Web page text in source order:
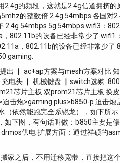
的频段，这就是2.4g信道拥挤的
的整数倍 2.4g 54mbps 各国对
54mbps 5g 54mbps wifi3：
802.11b的设备已经非常少了 wifi1
，802.11b的设备已经非常少了
gaming.
▏ ac+ap方案与mesh方案对比
电头 ▏ 机械键盘 ▏switch选购.
芯片主板 双prom21芯片主板 换
击炮>gaming plus>b850-p 迫击炮
依然能跑完全系锐龙），如下所
下图，有句话叫做：b850主要是
供电 扩展方面：通过祥硕的
家之后，不用迁移宽带，直接把这